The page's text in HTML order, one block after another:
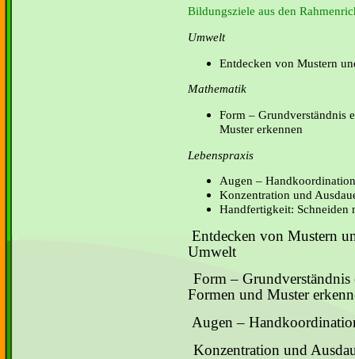
Bildungsziele aus den
Umwelt
Entdecken von Mustern
Mathematik
Form – Grundverständnis
Muster erkennen
Lebenspraxis
Augen – Handkoordination
Konzentration und
Handfertigkeit: Schneiden
Entdecken von Mustern
Umwelt
Form –
Formen und Muster
Augen –
Konzentration und